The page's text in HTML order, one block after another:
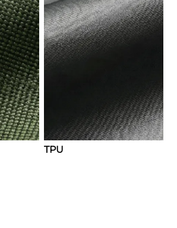
TPU